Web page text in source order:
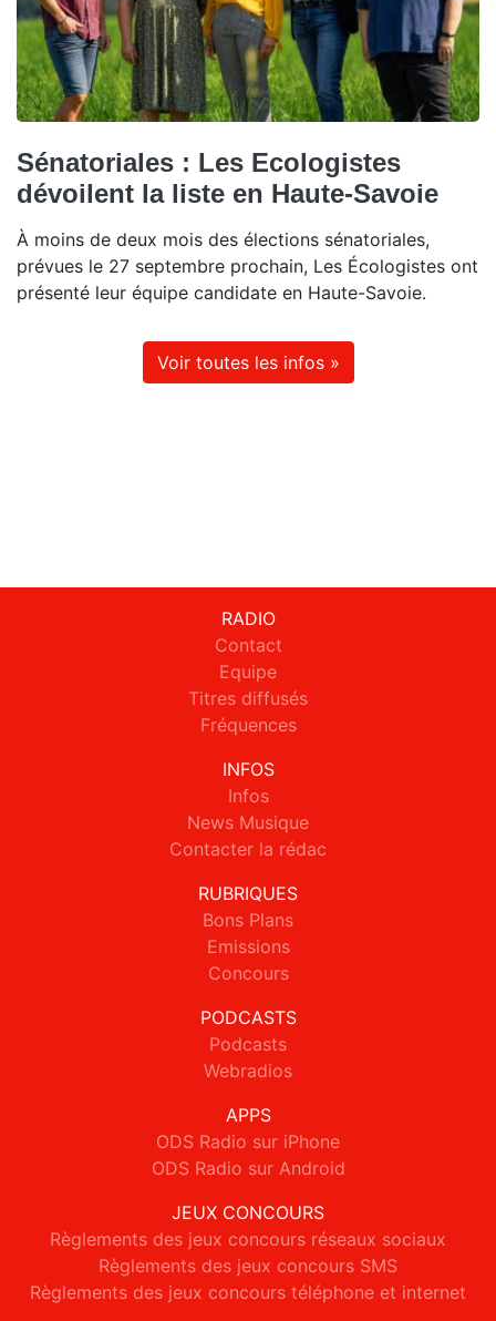
Sénatoriales : Les Ecologistes
dévoilent la liste en Haute-Savoie
À moins de deux mois des élections sénatoriales,
prévues le 27 septembre prochain, Les Écologistes ont
présenté leur équipe candidate en Haute-Savoie.
Voir toutes les infos »
RADIO
Contact
Equipe
Titres diffusés
Fréquences
INFOS
Infos
News Musique
Contacter la rédac
RUBRIQUES
Bons Plans
Emissions
Concours
PODCASTS
Podcasts
Webradios
APPS
ODS Radio sur iPhone
ODS Radio sur Android
JEUX CONCOURS
Règlements des jeux concours réseaux sociaux
Règlements des jeux concours SMS
Règlements des jeux concours téléphone et internet